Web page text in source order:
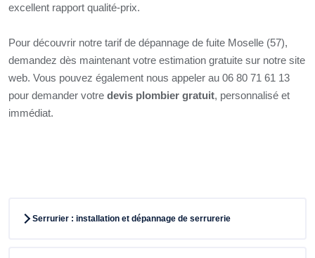
excellent rapport qualité-prix.
Pour découvrir notre tarif de dépannage de fuite Moselle (57),
demandez dès maintenant votre estimation gratuite sur notre site
web. Vous pouvez également nous appeler au 06 80 71 61 13
pour demander votre devis plombier gratuit, personnalisé et
immédiat.
Serrurier : installation et dépannage de serrurerie